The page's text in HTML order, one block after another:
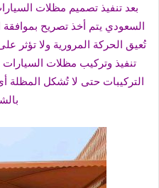
بعد تنفيذ تصميم مظلات
السعودي يتم أخذ تصريح بموافقة
تُعيق الحركة المرورية ولا تؤثر
تنفيذ وتركيب مظلات
التركيبات حتى لا تُشكل المظلة